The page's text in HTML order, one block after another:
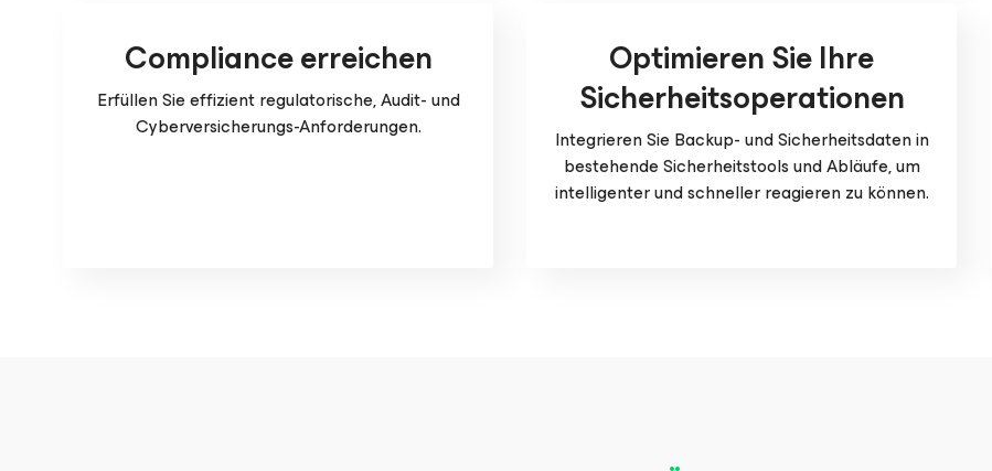
Compliance erreichen
Erfüllen Sie effizient regulatorische, Audit- und
Cyberversicherungs-Anforderungen.
Optimieren Sie Ihre
Sicherheitsoperationen
Integrieren Sie Backup- und Sicherheitsdaten in
bestehende Sicherheitstools und Abläufe, um
intelligenter und schneller reagieren zu können.